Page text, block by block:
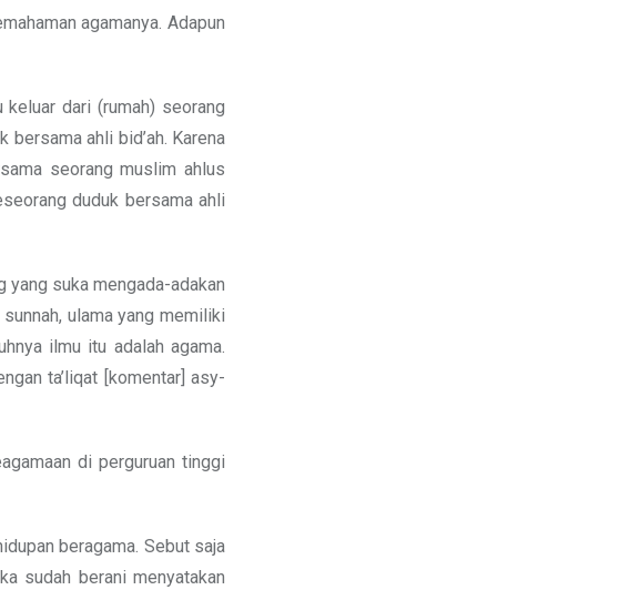
agamanya. Adapun
dari (rumah) seorang
ahli bid’ah. Karena
seorang muslim ahlus
duduk bersama ahli
yang suka mengada-adakan
ulama yang memiliki
ilmu itu adalah agama.
ta’liqat [komentar] asy-
di perguruan tinggi
beragama. Sebut saja
sudah berani menyatakan